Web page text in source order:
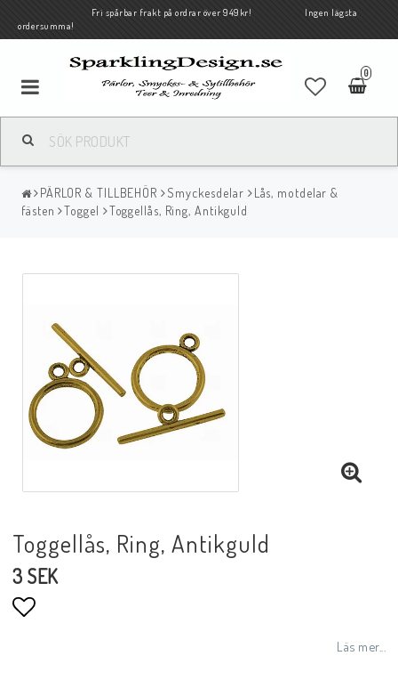
Fri spårbar frakt på ordrar över 949kr! Ingen lägsta
ordersumma!
0
PÄRLOR & TILLBEHÖR Smyckesdelar
Lås, motdelar &
fästen
Toggel Toggellås, Ring, Antikguld
Toggellås, Ring, Antikguld
3 SEK
Läs mer...